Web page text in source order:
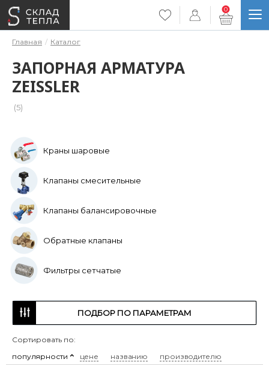
0
Главная Каталог
ЗАПОРНАЯ АРМАТУРА
ZEISSLER
(5)
Краны шаровые
Клапаны смесительные
Клапаны балансировочные
Обратные клапаны
Фильтры сетчатые
ПОДБОР ПО ПАРАМЕТРАМ
Сортировать по:
популярности
цене названию производителю